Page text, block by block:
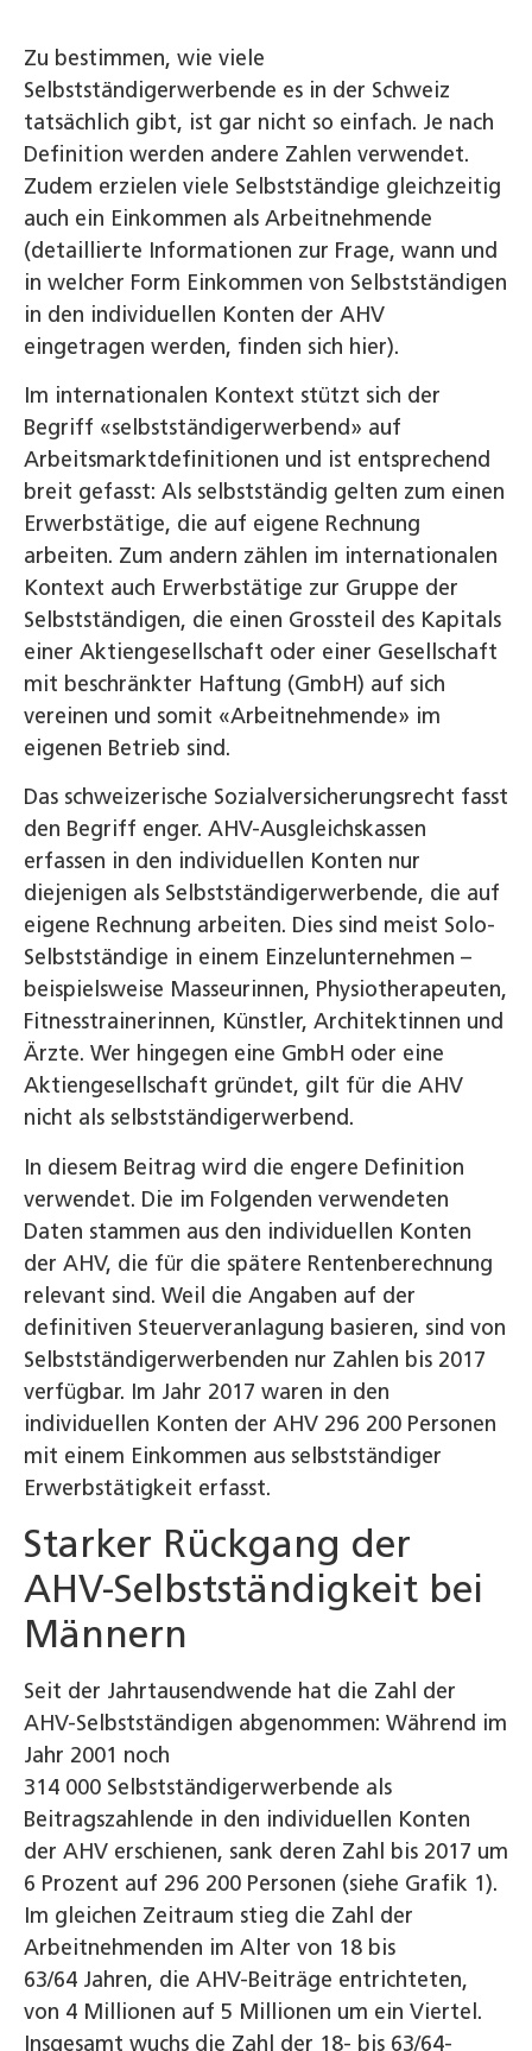
Zu bestimmen, wie viele
Selbstständigerwerbende es in der Schweiz
tatsächlich gibt, ist gar nicht so einfach. Je nach
Definition werden andere Zahlen verwendet.
Zudem erzielen viele Selbstständige gleichzeitig
auch ein Einkommen als Arbeitnehmende
(detaillierte Informationen zur Frage, wann und
in welcher Form Einkommen von Selbstständigen
in den individuellen Konten der AHV
eingetragen werden, finden sich hier).
Im internationalen Kontext stützt sich der
Begriff «selbstständigerwerbend» auf
Arbeitsmarktdefinitionen und ist entsprechend
breit gefasst: Als selbstständig gelten zum einen
Erwerbstätige, die auf eigene Rechnung
arbeiten. Zum andern zählen im internationalen
Kontext auch Erwerbstätige zur Gruppe der
Selbstständigen, die einen Grossteil des Kapitals
einer Aktiengesellschaft oder einer Gesellschaft
mit beschränkter Haftung (GmbH) auf sich
vereinen und somit «Arbeitnehmende» im
eigenen Betrieb sind.
Das schweizerische Sozialversicherungsrecht fasst
den Begriff enger. AHV-Ausgleichskassen
erfassen in den individuellen Konten nur
diejenigen als Selbstständigerwerbende, die auf
eigene Rechnung arbeiten. Dies sind meist Solo-
Selbstständige in einem Einzelunternehmen –
beispielsweise Masseurinnen, Physiotherapeuten,
Fitnesstrainerinnen, Künstler, Architektinnen und
Ärzte. Wer hingegen eine GmbH oder eine
Aktiengesellschaft gründet, gilt für die AHV
nicht als selbstständigerwerbend.
In diesem Beitrag wird die engere Definition
verwendet. Die im Folgenden verwendeten
Daten stammen aus den individuellen Konten
der AHV, die für die spätere Rentenberechnung
relevant sind. Weil die Angaben auf der
definitiven Steuerveranlagung basieren, sind von
Selbstständigerwerbenden nur Zahlen bis 2017
verfügbar. Im Jahr 2017 waren in den
individuellen Konten der AHV 296 200 Personen
mit einem Einkommen aus selbstständiger
Erwerbstätigkeit erfasst.
Starker Rückgang der
AHV-Selbstständigkeit bei
Männern
Seit der Jahrtausendwende hat die Zahl der
AHV-Selbstständigen abgenommen: Während im
Jahr 2001 noch
314 000 Selbstständigerwerbende als
Beitragszahlende in den individuellen Konten
der AHV erschienen, sank deren Zahl bis 2017 um
6 Prozent auf 296 200 Personen (siehe Grafik 1).
Im gleichen Zeitraum stieg die Zahl der
Arbeitnehmenden im Alter von 18 bis
63/64 Jahren, die AHV-Beiträge entrichteten,
von 4 Millionen auf 5 Millionen um ein Viertel.
Insgesamt wuchs die Zahl der 18- bis 63/64-